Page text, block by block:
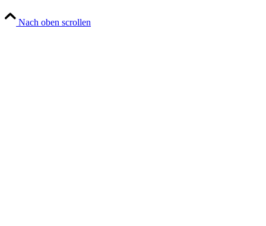
Nach oben scrollen